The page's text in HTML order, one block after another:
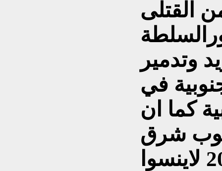
وتدمير
في
كما ان
شرق
اوكرانيا ، في عام 2014 لاينسوا